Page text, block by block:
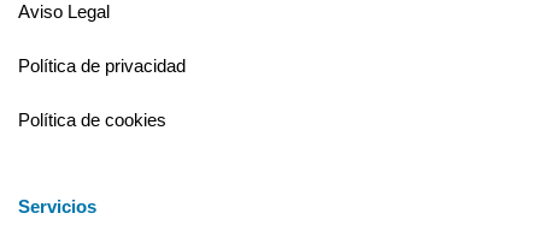
Aviso Legal
Política de privacidad
Política de cookies
Servicios